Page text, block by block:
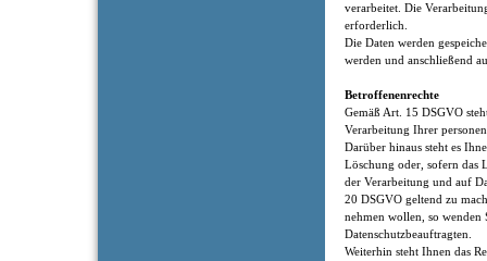
verarbeitet. Die
erforderlich.
Die Daten werden
werden und anschließend
Betroffenenrechte
Gemäß Art. 15 DSGVO
Verarbeitung Ihrer
Darüber hinaus steht es
Löschung oder, sofern das
der Verarbeitung und auf
20 DSGVO geltend zu
nehmen wollen, so wenden
Datenschutzbeauftragten.
Weiterhin steht Ihnen das